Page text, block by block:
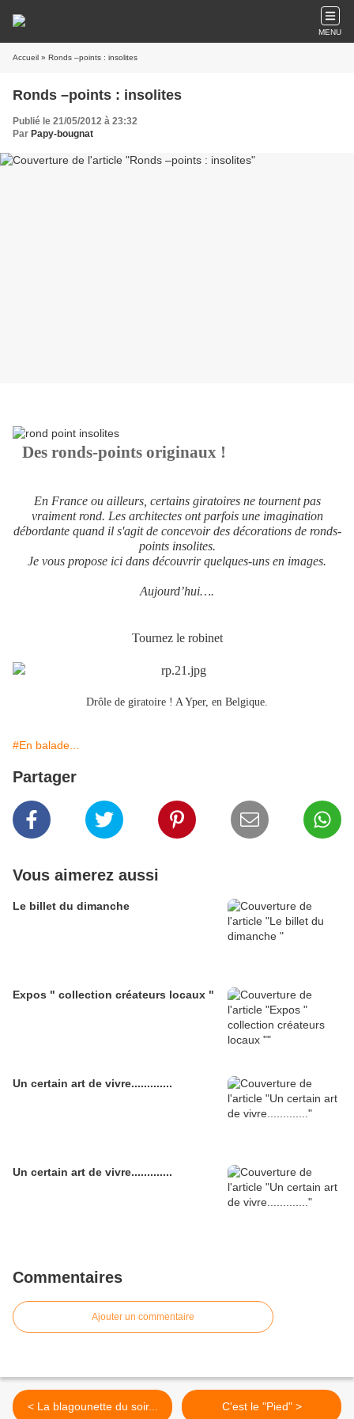
MENU
Accueil » Ronds –points : insolites
Ronds –points : insolites
Publié le 21/05/2012 à 23:32
Par Papy-bougnat
Des ronds-points originaux !
En France ou ailleurs, certains giratoires ne tournent pas
vraiment rond. Les architectes ont parfois une imagination
débordante quand il s'agit de concevoir des décorations de ronds-
points insolites.
Je vous propose ici dans découvrir quelques-uns en images.
Aujourd’hui….
Tournez le robinet
Drôle de giratoire ! A Yper, en Belgique.
#En balade...
Partager
Vous aimerez aussi
Le billet du dimanche
Expos " collection créateurs locaux "
Un certain art de vivre.............
Un certain art de vivre.............
Commentaires
Ajouter un commentaire
< La blagounette du soir... C'est le "Pied" >